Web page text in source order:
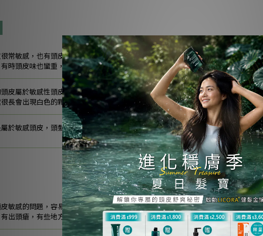
常敏感，也有頭皮屑、後腦勺會很癢，耳朵髮際抓一抓就會有頭皮屑。即使2天洗
時頭皮味也蠻重，這樣適合選用什麼款洗髮精呢？
皮屬於敏感性頭皮，時常會發紅、發痛，使用了艾瑪絲的確有稍微舒緩。但最近
長會出現白色的顆粒，查了一下是脂肪粒，請問該怎麼辦？
於敏感頭皮，頭髮較少、髮質細髮，目前使用的洗髮精若含有薄荷成分不知好不
敏感的問題，容易出頭瘡，所以會選較天然的洗頭品。但遇到換季像是二月中開
出頭瘡，有些地方出現厚皮，以致脫髮不知如何挑選適合的呢？